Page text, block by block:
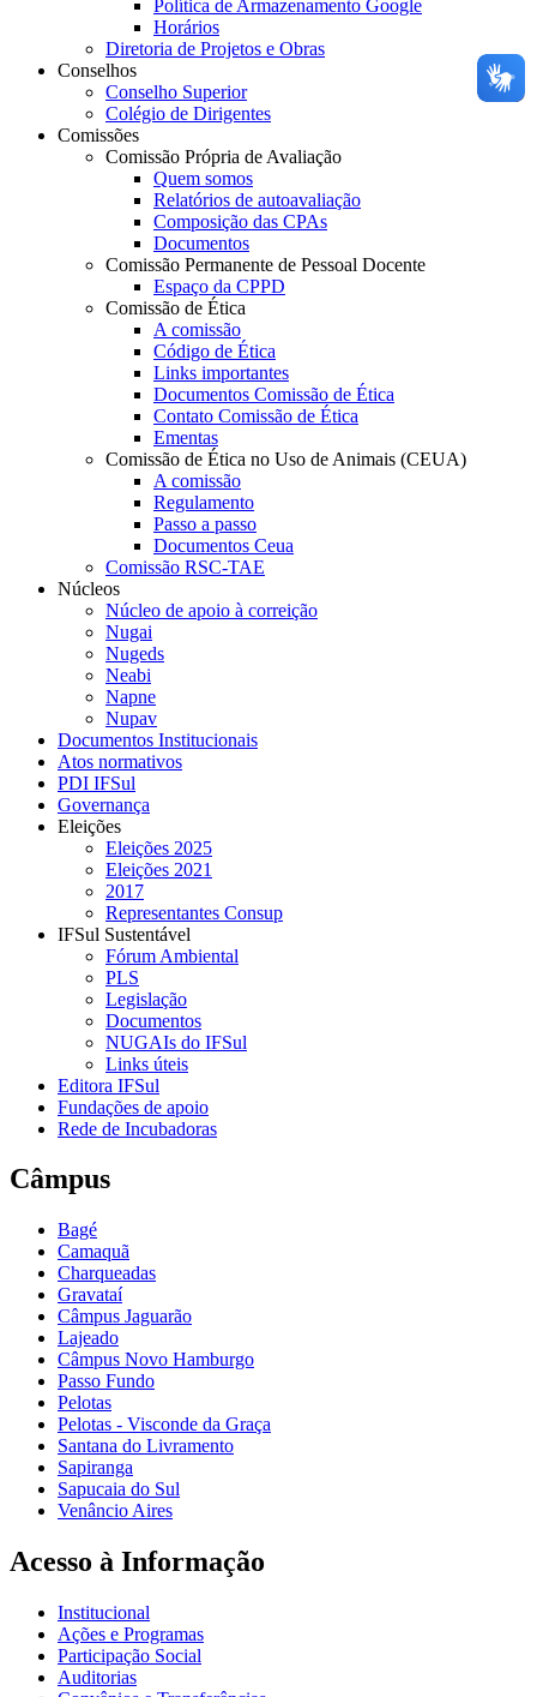
Política de Armazenamento Google
Horários
Diretoria de Projetos e Obras
Conselhos
Conselho Superior
Colégio de Dirigentes
Comissões
Comissão Própria de Avaliação
Quem somos
Relatórios de autoavaliação
Composição das CPAs
Documentos
Comissão Permanente de Pessoal Docente
Espaço da CPPD
Comissão de Ética
A comissão
Código de Ética
Links importantes
Documentos Comissão de Ética
Contato Comissão de Ética
Ementas
Comissão de Ética no Uso de Animais (CEUA)
A comissão
Regulamento
Passo a passo
Documentos Ceua
Comissão RSC-TAE
Núcleos
Núcleo de apoio à correição
Nugai
Nugeds
Neabi
Napne
Nupav
Documentos Institucionais
Atos normativos
PDI IFSul
Governança
Eleições
Eleições 2025
Eleições 2021
2017
Representantes Consup
IFSul Sustentável
Fórum Ambiental
PLS
Legislação
Documentos
NUGAIs do IFSul
Links úteis
Editora IFSul
Fundações de apoio
Rede de Incubadoras
Câmpus
Bagé
Camaquã
Charqueadas
Gravataí
Câmpus Jaguarão
Lajeado
Câmpus Novo Hamburgo
Passo Fundo
Pelotas
Pelotas - Visconde da Graça
Santana do Livramento
Sapiranga
Sapucaia do Sul
Venâncio Aires
Acesso à Informação
Institucional
Ações e Programas
Participação Social
Auditorias